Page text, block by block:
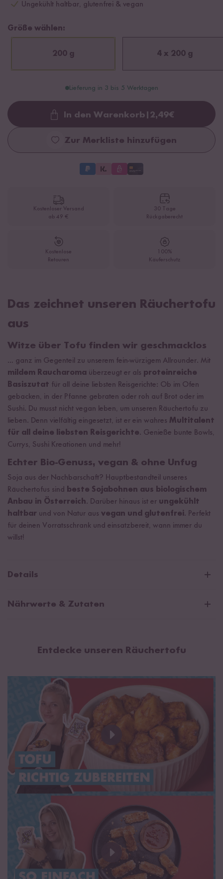
Ungekühlt haltbar, glutenfrei & vegan
Größe wählen:
200 g 4 x 200 g
Lieferung in 3 bis 5 Werktagen
Loading...
In den Warenkorb 2,49€
Zur Merkliste hinzufügen
Kostenloser Versand
ab 49 €
30 Tage
Rückgaberecht
Kostenlose
Retouren
100%
Käuferschutz
Das zeichnet unseren Räuchertofu
aus
Witze über Tofu finden wir geschmacklos
… ganz im Gegenteil zu unserem fein-würzigem Allrounder. Mit
mildem Raucharoma überzeugt er als proteinreiche
Basiszutat für all deine liebsten Reisgerichte: Ob im Ofen
gebacken, in der Pfanne gebraten oder roh auf Brot oder im
Sushi. Du musst nicht vegan leben, um unseren Räuchertofu zu
lieben. Denn vielfältig eingesetzt, ist er ein wahres Multitalent
für all deine liebsten Reisgerichte. Genieße bunte Bowls,
Currys, Sushi Kreationen und mehr!
Echter Bio-Genuss, vegan & ohne Unfug
Soja aus der Nachbarschaft? Hauptbestandteil unseres
Räuchertofus sind
beste Sojabohnen aus biologischem
Anbau in Österreich. Darüber hinaus ist er ungekühlt
haltbar und von Natur aus vegan und glutenfrei. Perfekt
für deinen Vorratsschrank und einsatzbereit, wann immer du
willst!
Details
Nährwerte & Zutaten
davon gesättigte Fettsäuren 1,3 g
Kohlenhydrate
0,6 g
Eiweiß
Salz
Wasser, Sojabohnen *¹ (20 %), Sojasauce* (Wasser,
Sojabohnen*, Salz), Salz, Karotten*, Petersilie*,
Gerinnungsmittel: Calciumsulfat, Buchenholzrauch. *aus
kontrolliert biologischem Anbau mit der Bio Kontrollnummer AT-
¹Sojabohnen aus Österreich.
Proteinquelle:
Mindestens 12 % des gesamten Brennwerts (=
Energiegehalt) wird durch Eiweiß gedeckt.
High Protein:
Mindestens 20 % des gesamten Brennwerts (=
Entdecke unseren Räuchertofu